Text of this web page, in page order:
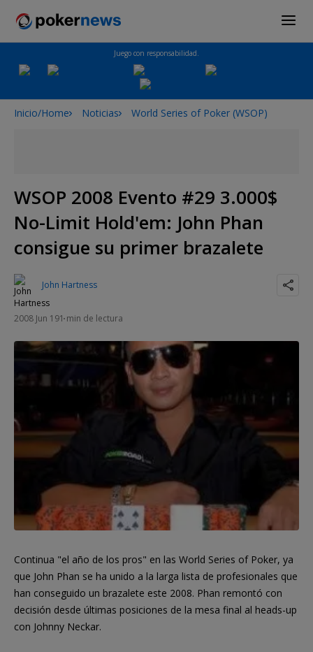
Juego con responsabilidad.
Inicio/Home Noticias World Series of Poker (WSOP)
WSOP 2008 Evento #29 3.000$
No-Limit Hold'em: John Phan
consigue su primer brazalete
John Hartness
2008 Jun 191 min de lectura
Continua "el año de los pros" en las World Series of Poker, ya
que John Phan se ha unido a la larga lista de profesionales que
han conseguido un brazalete este 2008. Phan remontó con
decisión desde últimas posiciones de la mesa final al heads-up
con Johnny Neckar.